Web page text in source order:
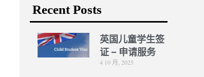
Recent Posts
英国儿童学生签
证 – 申请服务
4 10 月, 2025